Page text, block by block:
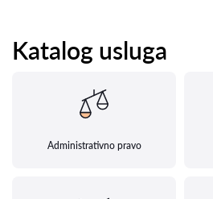
Katalog usluga
Administrativno pravo